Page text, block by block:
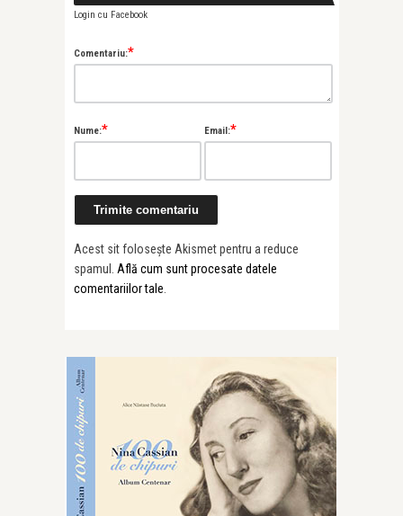
Login cu Facebook
Comentariu:*
Nume:* Email:*
Acest sit folosește Akismet pentru a reduce
spamul. Află cum sunt procesate datele
comentariilor tale